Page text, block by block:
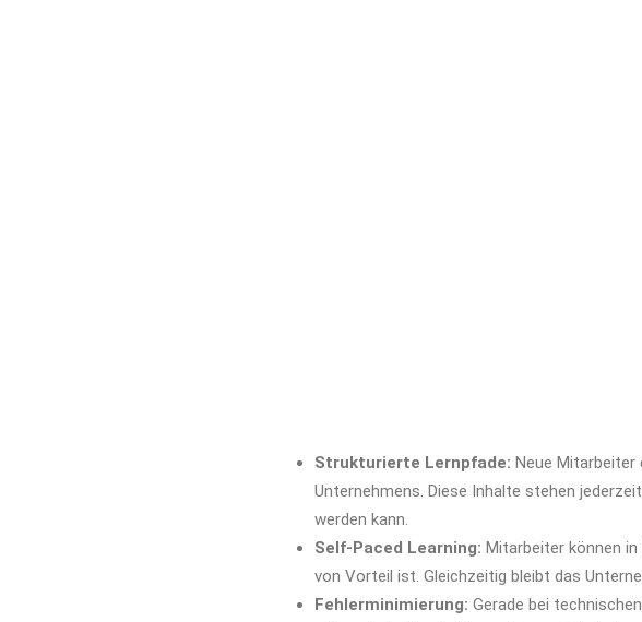
Strukturierte Lernpfade: Neue Mitarbeiter
Unternehmens. Diese Inhalte stehen
werden kann.
Self-Paced Learning: Mitarbeiter können
von Vorteil ist. Gleichzeitig bleibt das
Fehlerminimierung: Gerade bei